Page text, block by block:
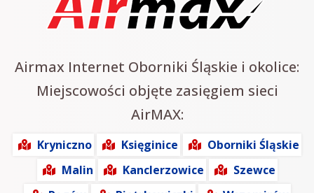
Airmax Internet Oborniki Śląskie i okolice:
Miejscowości objęte zasięgiem sieci
AirMAX:
Kryniczno Księginice
Oborniki Śląskie
Malin
Kanclerzowice
Szewce